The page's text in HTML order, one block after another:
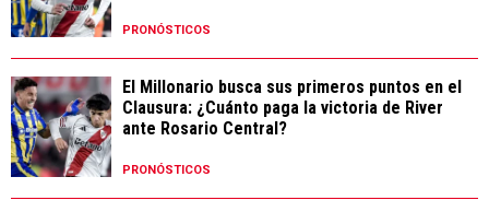
PRONÓSTICOS
El Millonario busca sus primeros puntos en el
Clausura: ¿Cuánto paga la victoria de River
ante Rosario Central?
PRONÓSTICOS